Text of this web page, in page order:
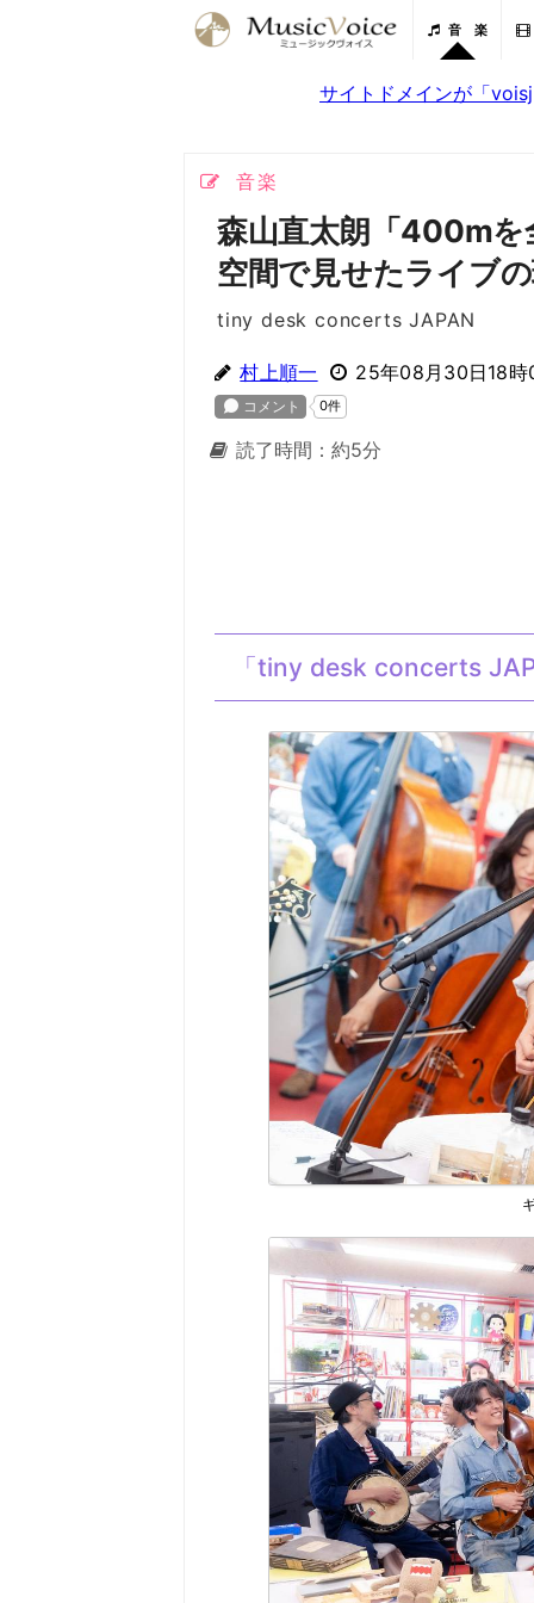
音 楽
サイトドメインが「
音楽
森山直太朗「400mを
空間で見せたライブ
tiny desk concerts JAPAN
村上順一 25年08月30日18時
読了時間：約5分
「tiny desk concerts